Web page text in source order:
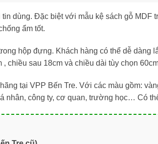
dùng. Đặc biệt với mẫu kệ sách gỗ MDF
ẩm tốt.
hộp đựng. Khách hàng có thể dễ dàng
sau 18cm và chiều dài tùy chọn
tại VPP Bến Tre. Với các màu gồm:
nhân, công ty, cơ quan, trường học… Có